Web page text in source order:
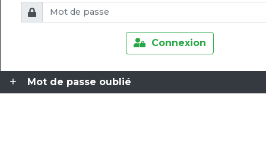
Connexion
Mot de passe oublié